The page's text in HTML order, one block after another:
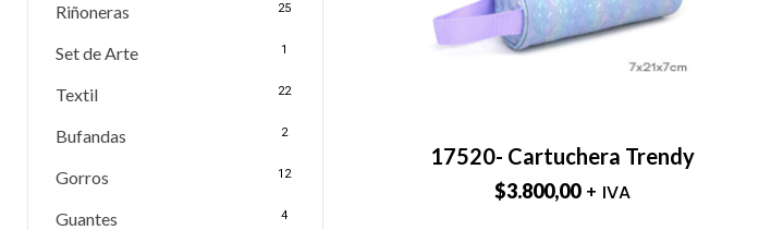
Riñoneras 25
Set de Arte 1
Textil 22
Bufandas 2
Gorros 12
Guantes 4
17520- Cartuchera Trendy
$3.800,00 + IVA